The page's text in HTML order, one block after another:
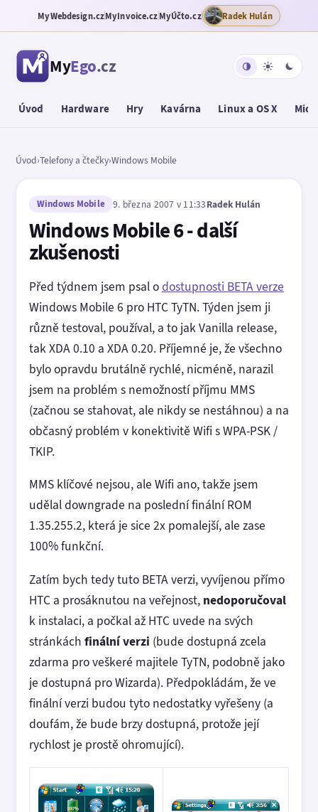
MyWebdesign.czMyInvoice.czMyÚčto.cz Radek Hulán
MyEgo.cz
Úvod Hardware Hry Kavárna Linux a OS X
Úvod›Telefony a čtečky›Windows Mobile
Windows Mobile 9. března 2007 v 11:33Radek Hulán
Windows Mobile 6 - další
zkušenosti
Před týdnem jsem psal odostupnosti BETA verze
Windows Mobile 6 pro HTC TyTN. Týden jsem ji
různě testoval, používal, a to jak Vanilla release,
tak XDA 0.10 a XDA 0.20. Příjemné je, že všechno
bylo opravdu brutálně rychlé, nicméně, narazil
jsem na problém s nemožností příjmu MMS
(začnou se stahovat, ale nikdy se nestáhnou) a na
občasný problém v konektivitě Wifi s WPA-PSK /
TKIP.
MMS klíčové nejsou, ale Wifi ano, takže jsem
udělal downgrade na poslední finální ROM
1.35.255.2, která je sice 2x pomalejší, ale zase
100% funkční.
Zatím bych tedy tuto BETA verzi, vyvíjenou přímo
HTC a prosáknutou na veřejnost, nedoporučoval
k instalaci, a počkal až HTC uvede na svých
stránkách finální verzi (bude dostupná zcela
zdarma pro veškeré majitele TyTN, podobně jako
je dostupná pro Wizarda). Předpokládám, že ve
finální verzi budou tyto nedostatky vyřešeny (a
doufám, že bude brzy dostupná, protože její
rychlost je prostě ohromující).